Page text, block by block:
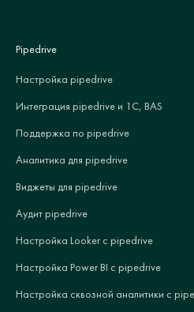
Pipedrive
Настройка pipedrive
Интеграция pipedrive и 1С, BAS
Поддержка по pipedrive
Аналитика для pipedrive
Виджеты для pipedrive
Аудит pipedrive
Настройка Looker с pipedrive
Настройка Power BI с pipedrive
Настройка сквозной аналитики с